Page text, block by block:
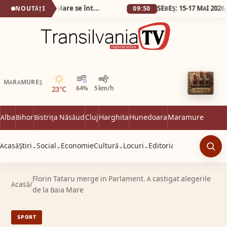
NOUTĂȚI (VIDEO) Veteranii Aeroclubului Baia Mare se întâlnesc sâmbătă 6 iunie 09:50
MARAMUREȘ
23°C 64% 5 km/h
Senin
AlbaBihorBistrița NăsăudClujHarghitaHunedoaraMaramureș
AcasăȘtiri ⌄Social ⌄ EconomieCultură ⌄ Locuri ⌄ Editorial
Acasă/
Florin Tataru merge in Parlament. A castigat alegerile
de la Baia Mare
SPORT